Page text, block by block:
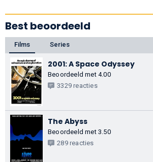
Best beoordeeld
Films Series
2001: A Space Odyssey
Beoordeeld met 4.00
3329 reacties
The Abyss
Beoordeeld met 3.50
289 reacties